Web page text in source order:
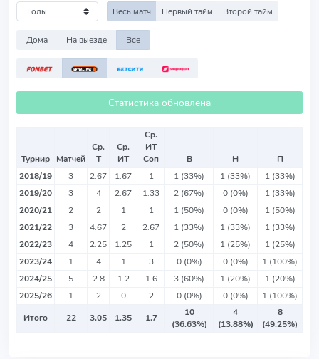
Весь матч Первый тайм Второй тайм
Дома На выезде Все
Статистика обновлена
Турнир Матчей
Ср.
Т
Ср.
ИТ
Ср.
ИТ
Соп
В Н
П
2018/19
3 2.67 1.67 1 1 (33%) 1 (33%)
1 (33%)
2019/20
3 4 2.67 1.33 2 (67%) 0 (0%)
1 (33%)
2020/21
2 2 1 1 1 (50%) 0 (0%)
1 (50%)
2021/22
3 4.67 2 2.67 1 (33%) 1 (33%)
1 (33%)
2022/23
4 2.25 1.25 1 2 (50%) 1 (25%)
1 (25%)
2023/24
1 4 1 3 0 (0%) 0 (0%)
1 (100%)
2024/25
5 2.8 1.2 1.6 3 (60%) 1 (20%)
1 (20%)
2025/26
1 2 0 2 0 (0%) 0 (0%)
1 (100%)
Итого
22 3.05 1.35 1.7
10
(36.63%)
4
(13.88%)
8
(49.25%)